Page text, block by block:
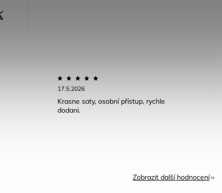
17.5.2026
Krasne saty, osobní přístup, rychle
dodani.
Zobrazit další hodnocení